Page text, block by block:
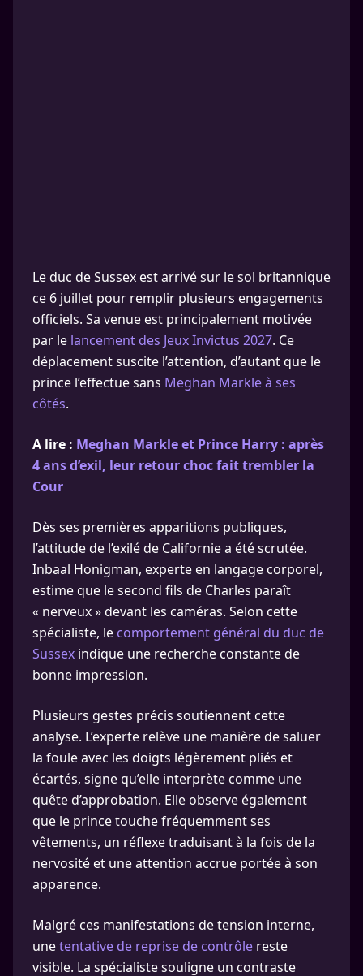
Le duc de Sussex est arrivé sur le sol britannique
ce 6 juillet pour remplir plusieurs engagements
officiels. Sa venue est principalement motivée
par le lancement des Jeux Invictus 2027. Ce
déplacement suscite l’attention, d’autant que le
prince l’effectue sans Meghan Markle à ses
côtés.
A lire : Meghan Markle et Prince Harry : après
4 ans d’exil, leur retour choc fait trembler la
Cour
Dès ses premières apparitions publiques,
l’attitude de l’exilé de Californie a été scrutée.
Inbaal Honigman, experte en langage corporel,
estime que le second fils de Charles paraît
« nerveux » devant les caméras. Selon cette
spécialiste, le comportement général du duc de
Sussex indique une recherche constante de
bonne impression.
Plusieurs gestes précis soutiennent cette
analyse. L’experte relève une manière de saluer
la foule avec les doigts légèrement pliés et
écartés, signe qu’elle interprète comme une
quête d’approbation. Elle observe également
que le prince touche fréquemment ses
vêtements, un réflexe traduisant à la fois de la
nervosité et une attention accrue portée à son
apparence.
Malgré ces manifestations de tension interne,
unetentative de reprise de contrôle reste
visible. La spécialiste souligne un contraste